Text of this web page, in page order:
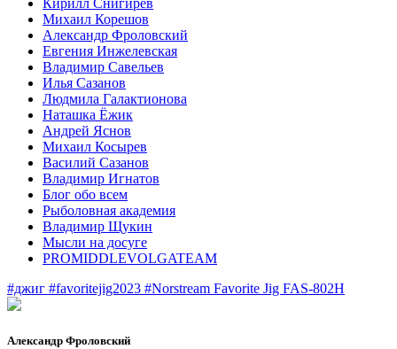
Кирилл Снигирёв
Михаил Корешов
Александр Фроловский
Евгения Инжелевская
Владимир Савельев
Илья Сазанов
Людмила Галактионова
Наташка Ёжик
Андрей Яснов
Михаил Косырев
Василий Сазанов
Владимир Игнатов
Блог обо всем
Рыболовная академия
Владимир Щукин
Мысли на досуге
PROMIDDLEVOLGATEAM
#джиг #favoritejig2023 #Norstream Favorite Jig FAS-802H
Александр Фроловский